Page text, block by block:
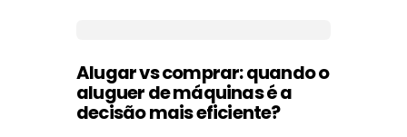
EVENTOS
Alugar vs comprar: quando o
aluguer de máquinas é a
decisão mais eficiente?